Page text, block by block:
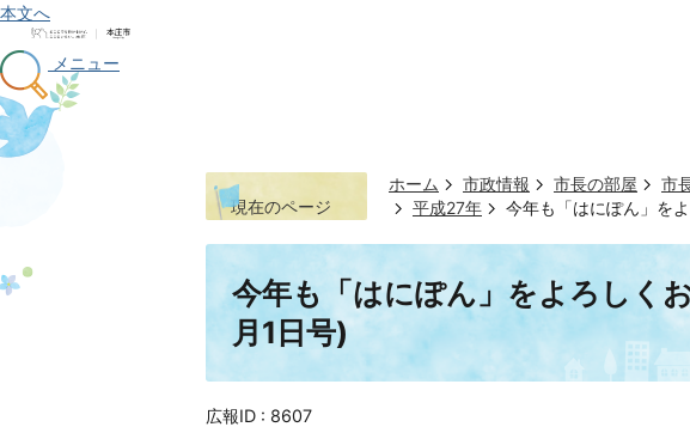
本文へ
メニュー
現在のページ
ホーム 市政情報 市長の部屋 市
平成27年
今年も「はにぽん」を
今年も「はにぽん」をよろしく
月1日号)
広報ID : 8607